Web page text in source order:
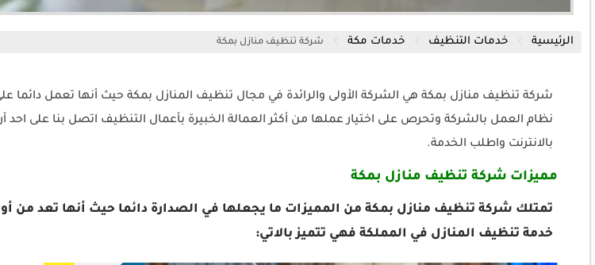
الرئيسية خدمات التنظيف خدمات مكة شركة تنظيف منازل بمكة
شركة تنظيف منازل بمكة هي الشركة الأولى والرائدة في مجال تنظيف المنازل بمكة حيث أنها تعمل دائما
نظام العمل بالشركة وتحرص على اختيار عملها من أكثر العمالة الخبيرة بأعمال التنظيف اتصل بنا على احد
بالانترنت واطلب الخدمة.
مميزات شركة تنظيف منازل بمكة
تمتلك شركة تنظيف منازل بمكة من المميزات ما يجعلها في الصدارة دائما حيث أنها تعد من
خدمة تنظيف المنازل في المملكة فهي تتميز بالاتي: